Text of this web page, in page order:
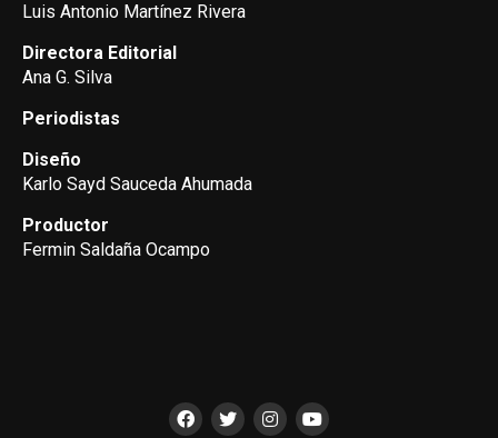
Luis Antonio Martínez Rivera
Directora Editorial
Ana G. Silva
Periodistas
Diseño
Karlo Sayd Sauceda Ahumada
Productor
Fermin Saldaña Ocampo